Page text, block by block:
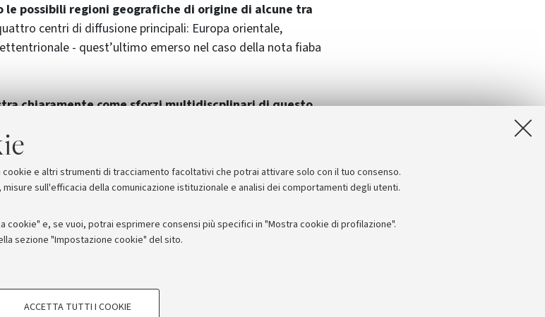
e altri strumenti di tracciamento facoltativi che potrai attivare solo con il tuo consenso.
sull'efficacia della comunicazione istituzionale e analisi dei comportamenti degli utenti.
e, se vuoi, potrai esprimere consensi più specifici in "Mostra cookie di profilazione".
sezione "Impostazione cookie" del sito.
COOKIE TECNICI - NECESSARI
ACCETTA TUTTI I COOKIE
possibili regioni geografiche di origine di alcune tra
centri di diffusione principali: Europa orientale,
- quest’ultimo emerso nel caso della nota fiaba
chiaramente come sforzi multidiscplinari di questo
per arricchire la conoscenza della nostra
di Bologna - Via Zamboni, 33 - 40126 Bologna - PI: 01131710376 - CF: 80007010376